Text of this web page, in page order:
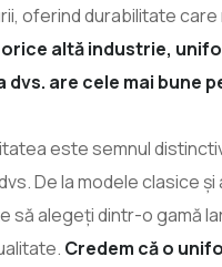
oferind durabilitate
orice altă industrie,
dvs. are cele mai bune
este semnul
De la modele clasice
să alegeți dintr-o gamă
Credem că o